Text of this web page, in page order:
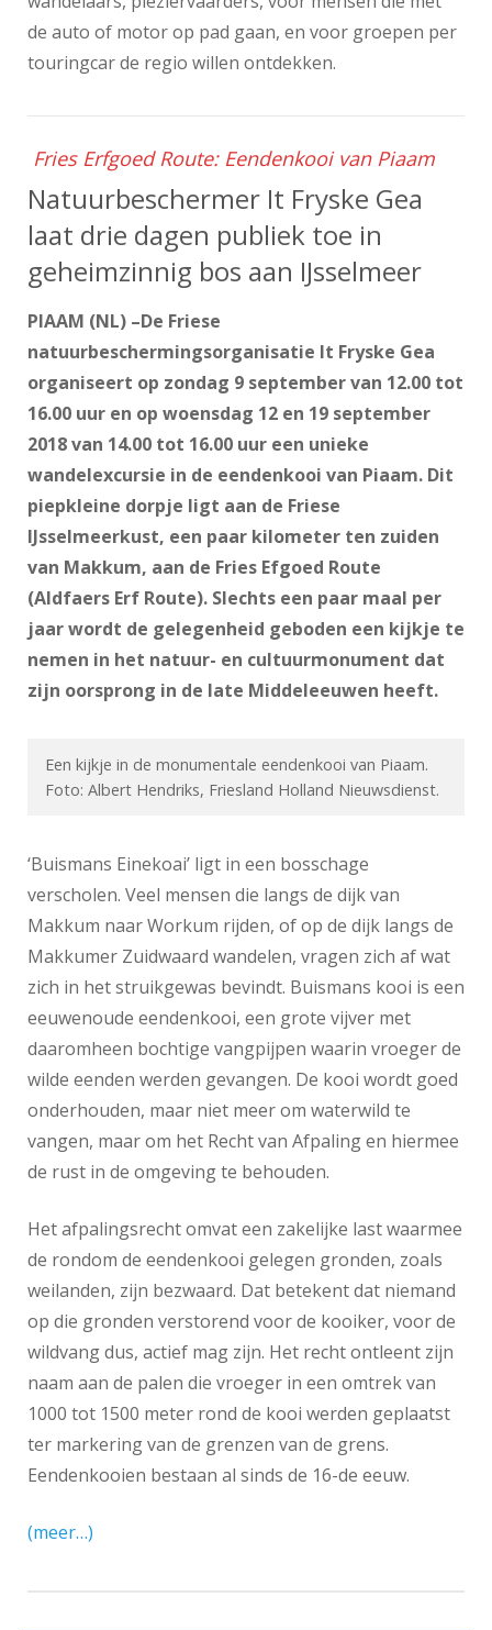
de auto of motor op pad gaan, en voor groepen per
touringcar de regio willen ontdekken.
Fries Erfgoed Route: Eendenkooi van Piaam
Natuurbeschermer It Fryske Gea
laat drie dagen publiek toe in
geheimzinnig bos aan IJsselmeer
PIAAM (NL) –De Friese
natuurbeschermingsorganisatie It Fryske Gea
organiseert op zondag 9 september van 12.00 tot
16.00 uur en op woensdag 12 en 19 september
2018 van 14.00 tot 16.00 uur een unieke
wandelexcursie in de eendenkooi van Piaam. Dit
piepkleine dorpje ligt aan de Friese
IJsselmeerkust, een paar kilometer ten zuiden
van Makkum, aan de Fries Efgoed Route
(Aldfaers Erf Route). Slechts een paar maal per
jaar wordt de gelegenheid geboden een kijkje te
nemen in het natuur- en cultuurmonument dat
zijn oorsprong in de late Middeleeuwen heeft.
Een kijkje in de monumentale eendenkooi van Piaam.
Foto: Albert Hendriks, Friesland Holland Nieuwsdienst.
‘Buismans Einekoai’ ligt in een bosschage
verscholen. Veel mensen die langs de dijk van
Makkum naar Workum rijden, of op de dijk langs de
Makkumer Zuidwaard wandelen, vragen zich af wat
zich in het struikgewas bevindt. Buismans kooi is een
eeuwenoude eendenkooi, een grote vijver met
daaromheen bochtige vangpijpen waarin vroeger de
wilde eenden werden gevangen. De kooi wordt goed
onderhouden, maar niet meer om waterwild te
vangen, maar om het Recht van Afpaling en hiermee
de rust in de omgeving te behouden.
Het afpalingsrecht omvat een zakelijke last waarmee
de rondom de eendenkooi gelegen gronden, zoals
weilanden, zijn bezwaard. Dat betekent dat niemand
op die gronden verstorend voor de kooiker, voor de
wildvang dus, actief mag zijn. Het recht ontleent zijn
naam aan de palen die vroeger in een omtrek van
1000 tot 1500 meter rond de kooi werden geplaatst
ter markering van de grenzen van de grens.
Eendenkooien bestaan al sinds de 16-de eeuw.
(meer…)